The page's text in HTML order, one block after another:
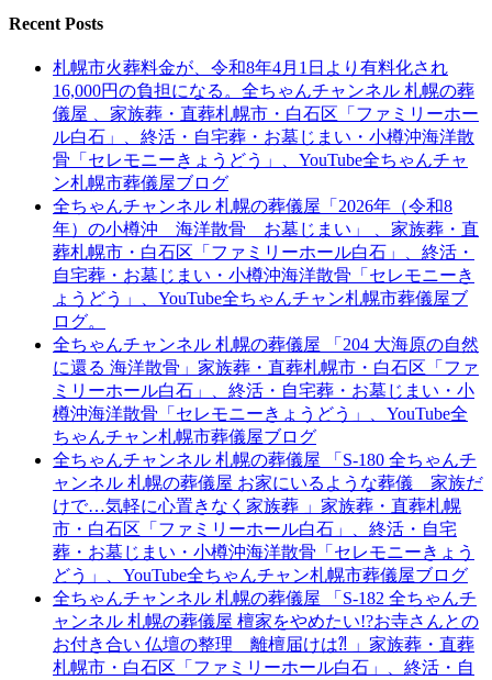
Recent Posts
札幌市火葬料金が、令和8年4月1日より有料化され
16,000円の負担になる。全ちゃんチャンネル 札幌の葬
儀屋 、家族葬・直葬札幌市・白石区「ファミリーホー
ル白石」、終活・自宅葬・お墓じまい・小樽沖海洋散
骨「セレモニーきょうどう」、YouTube全ちゃんチャ
ン札幌市葬儀屋ブログ
全ちゃんチャンネル 札幌の葬儀屋「2026年（令和8
年）の小樽沖 海洋散骨 お墓じまい」 、家族葬・直
葬札幌市・白石区「ファミリーホール白石」、終活・
自宅葬・お墓じまい・小樽沖海洋散骨「セレモニーき
ょうどう」、YouTube全ちゃんチャン札幌市葬儀屋ブ
ログ。
全ちゃんチャンネル 札幌の葬儀屋 「204 大海原の自然
に還る 海洋散骨」家族葬・直葬札幌市・白石区「ファ
ミリーホール白石」、終活・自宅葬・お墓じまい・小
樽沖海洋散骨「セレモニーきょうどう」、YouTube全
ちゃんチャン札幌市葬儀屋ブログ
全ちゃんチャンネル 札幌の葬儀屋 「S-180 全ちゃんチ
ャンネル 札幌の葬儀屋 お家にいるような葬儀 家族だ
けで…気軽に心置きなく家族葬 」家族葬・直葬札幌
市・白石区「ファミリーホール白石」、終活・自宅
葬・お墓じまい・小樽沖海洋散骨「セレモニーきょう
どう」、YouTube全ちゃんチャン札幌市葬儀屋ブログ
全ちゃんチャンネル 札幌の葬儀屋 「S-182 全ちゃんチ
ャンネル 札幌の葬儀屋 檀家をやめたい!?お寺さんとの
お付き合い 仏壇の整理 離檀届けは⁈ 」家族葬・直葬
札幌市・白石区「ファミリーホール白石」、終活・自